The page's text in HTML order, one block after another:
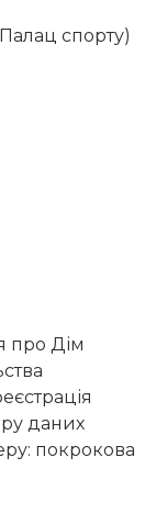
спорту)
про Дім
даних
покрокова